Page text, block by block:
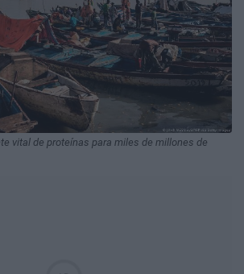
vital de proteínas para miles de millones de